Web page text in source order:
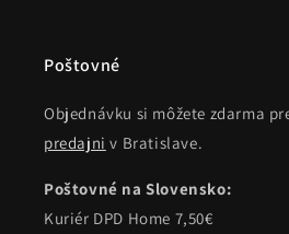
Poštovné
Objednávku si môžete zdarma
predajni v Bratislave.
Poštovné na Slovensko:
Kuriér DPD Home 7,50€